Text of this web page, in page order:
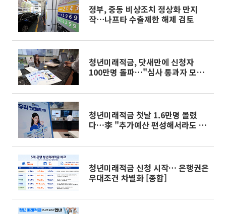
정부, 중동 비상조치 정상화 만지
작⋯나프타 수출제한 해제 검토
청년미래적금, 닷새만에 신청자
100만명 돌파…"심사 통과자 모두
청년미래적금 첫날 1.6만명 몰렸
다…李 "추가예산 편성해서라도 지
청년미래적금 신청 시작… 은행권은
우대조건 차별화 [종합]